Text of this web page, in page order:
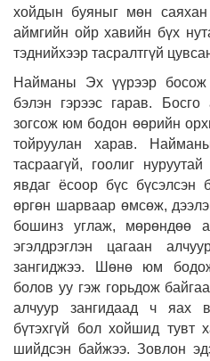
хойдын буяныг мөн
аймгийн ойр хавийн бүх
тэднийхээр тасралтгүй
Найманы Эх үүрээр
бэлэн гэрээс гарав. Босго
зогсож юм бодон өөрийн
тойруулан харав.
тасраагүй, гоолиг
явдаг ёсоор бүс бүсэлсэн
өргөн шарваар өмсөж,
бошинз углаж, мөрөндөө
эгэлдрэглэн цагаан
зангиджээ. Шөнө юм
болов уу гэж горьдож
алчуур зангидаад ч яах
бүтэхгүй бол хойшид тувт
шийдсэн байжээ. Зовлон